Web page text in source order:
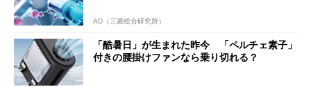
AD（三菱総合研究所）
「酷暑日」が生まれた昨今 「ペルチェ素子」
付きの腰掛けファンなら乗り切れる？